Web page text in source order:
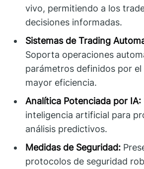
vivo, permitiendo a los
decisiones informadas.
Sistemas de Trading
Soporta operaciones
parámetros definidos por el
mayor eficiencia.
Analítica Potenciada por IA:
inteligencia artificial para
análisis predictivos.
Medidas de Seguridad:
protocolos de seguridad